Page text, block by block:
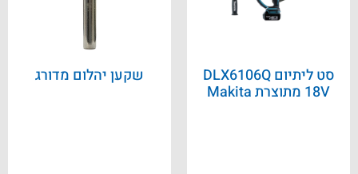
סט ליתיום DLX6106Q
18V מתוצרת Makita
שקען יהלום מדורג